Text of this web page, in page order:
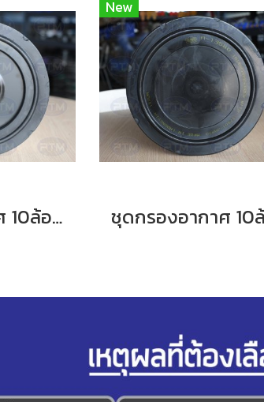
ชุดกรองอากาศ 10ล้อISUZU Deca FxZ77 360 HP ซากุระ
New